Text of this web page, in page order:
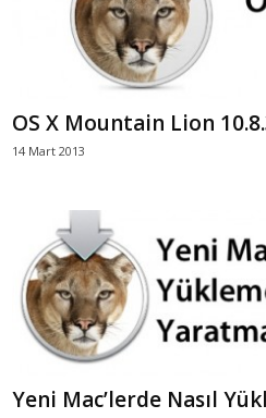
OS X Mountain Lion
14 Mart 2013
Yeni Mac’lerde Nasıl